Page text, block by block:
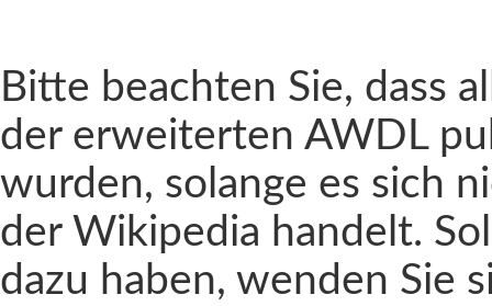
Bitte beachten Sie, dass
der erweiterten AWDL
wurden, solange es sich
der Wikipedia handelt.
dazu haben, wenden Sie